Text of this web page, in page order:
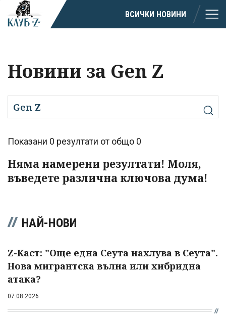
ВСИЧКИ НОВИНИ
Новини за Gen Z
Показани 0 резултати от общо 0
Няма намерени резултати! Моля,
въведете различна ключова дума!
НАЙ-НОВИ
Z-Каст: "Още една Сеута нахлува в Сеута".
Нова мигрантска вълна или хибридна
атака?
07.08.2026